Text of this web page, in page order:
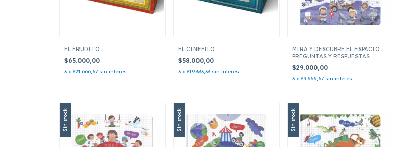
EL ERUDITO
$65.000,00
3 x $21.666,67 sin interés
EL CINEFILO
$58.000,00
3 x $19.333,33 sin interés
MIRA Y DESCUBRE EL ESPACIO
PREGUNTAS Y RESPUESTAS
$29.000,00
3 x $9.666,67 sin interés
Sin stock Sin stock Sin stock